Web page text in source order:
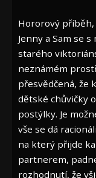
Hororový příběh,
Jenny a Sam se
starého
neznámém
přesvědčená, že
dětské chůvičky
postýlky. Je
vše se dá
na který přijde
partnerem,
rozhodnutí, že